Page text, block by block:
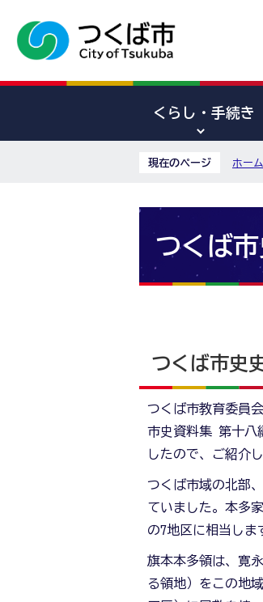
くらし・手続き
現在のページ ホーム
つくば
つくば市史
つくば市教育委員
市史資料集 第十八
したので、ご紹介し
つくば市域の北部
ていました。本多
の7地区に相当しま
旗本本多領は、寛
る領地）をこの地